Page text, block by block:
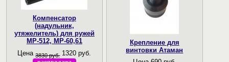
Компенсатор
(надульник,
утяжелитель) для ружей
МР-512, МР-60,61
Цена3830 руб. 1320 руб.
Крепление для
винтовки Атаман